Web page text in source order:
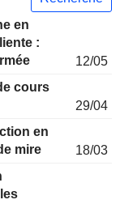
:
12/05
29/04
mire
18/03